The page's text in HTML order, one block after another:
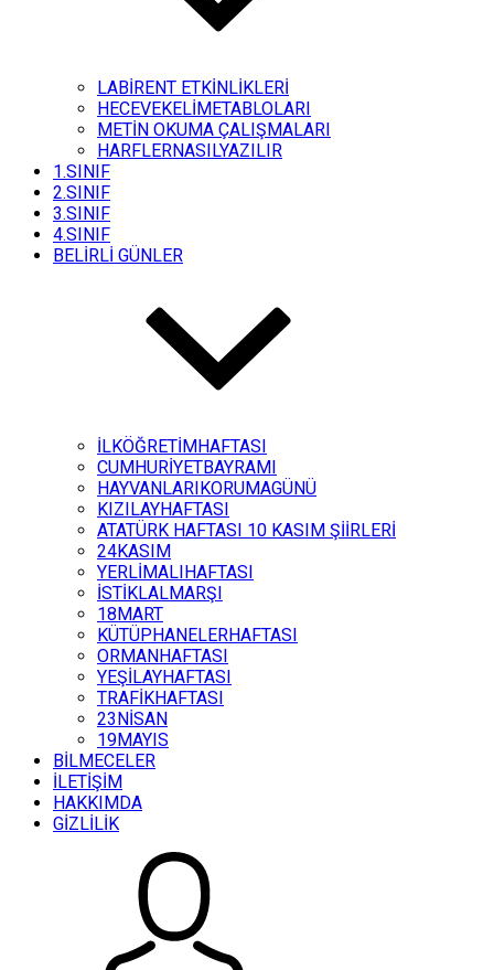
LABİRENT ETKİNLİKLERİ
HECEVEKELİMETABLOLARI
METİN OKUMA ÇALIŞMALARI
HARFLERNASILYAZILIR
1.SINIF
2.SINIF
3.SINIF
4.SINIF
BELİRLİ GÜNLER
İLKÖĞRETİMHAFTASI
CUMHURİYETBAYRAMI
HAYVANLARIKORUMAGÜNÜ
KIZILAYHAFTASI
ATATÜRK HAFTASI 10 KASIM ŞİİRLERİ
24KASIM
YERLİMALIHAFTASI
İSTİKLALMARŞI
18MART
KÜTÜPHANELERHAFTASI
ORMANHAFTASI
YEŞİLAYHAFTASI
TRAFİKHAFTASI
23NİSAN
19MAYIS
BİLMECELER
İLETİŞİM
HAKKIMDA
GİZLİLİK